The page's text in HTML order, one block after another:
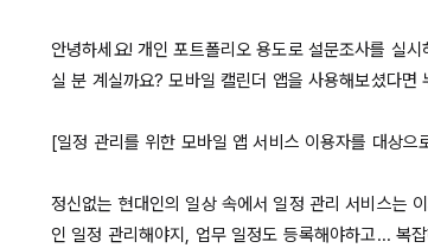
안녕하세요! 개인 포트폴리오 용도로 설문조사를 실
실 분 계실까요? 모바일 캘린더 앱을 사용해보셨다면
[일정 관리를 위한 모바일 앱 서비스 이용자를 대상으
정신없는 현대인의 일상 속에서 일정 관리 서비스는
인 일정 관리해야지, 업무 일정도 등록해야하고... 복